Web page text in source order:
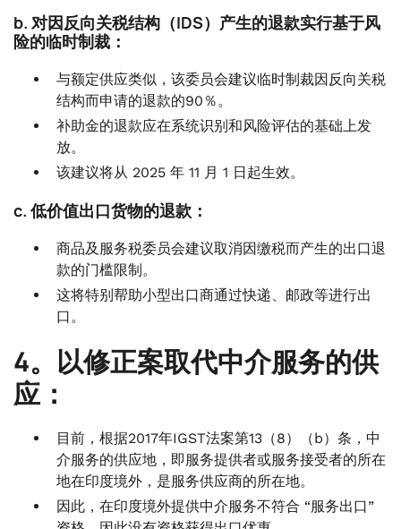
b. 对因反向关税结构（IDS）产生的退款实行基于风
险的临时制裁：
与额定供应类似，该委员会建议临时制裁因反向关税
结构而申请的退款的90％。
补助金的退款应在系统识别和风险评估的基础上发
放。
该建议将从 2025 年 11 月 1 日起生效。
c. 低价值出口货物的退款：
商品及服务税委员会建议取消因缴税而产生的出口退
款的门槛限制。
这将特别帮助小型出口商通过快递、邮政等进行出
口。
4。以修正案取代中介服务的供
应：
目前，根据2017年IGST法案第13（8）（b）条，中
介服务的供应地，即服务提供者或服务接受者的所在
地在印度境外，是服务供应商的所在地。
因此，在印度境外提供中介服务不符合 “服务出口”